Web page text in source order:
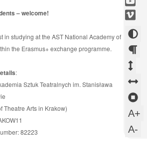
się
w
się
w
-
się
w
się
w
A+
A-
– welcome!
in studying at the AST National Academy of
the Erasmus+ exchange programme.
:
Sztuk Teatralnych im. Stanisława
Theatre Arts in Krakow)
82223